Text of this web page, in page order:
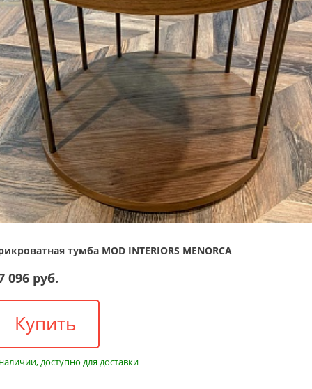
тумба MOD INTERIORS MENORCA
096 руб.
Купить
доступно для доставки